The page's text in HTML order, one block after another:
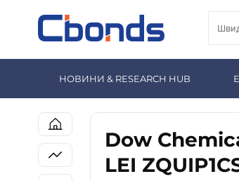
НОВИНИ & RESEARCH HUB
Dow
LEI